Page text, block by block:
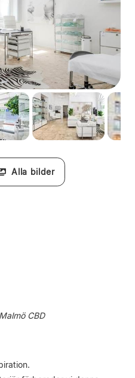
Alla bilder
CBD